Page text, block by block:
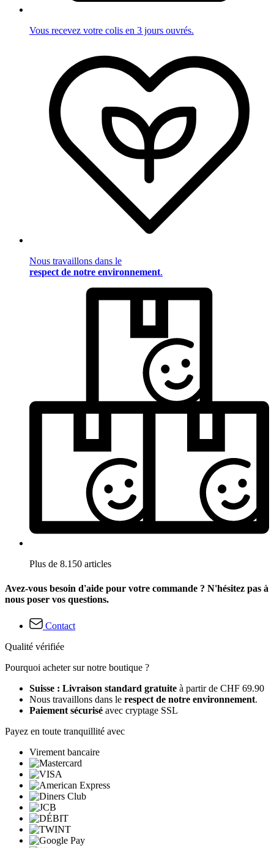
Vous recevez votre colis en 3 jours ouvrés.
Nous travaillons dans le
respect de notre environnement.
Plus de 8.150 articles
Avez-vous besoin d'aide pour votre commande ? N'hésitez pas à
nous poser vos questions.
Contact
Qualité vérifiée
Pourquoi acheter sur notre boutique ?
Suisse : Livraison standard gratuite à partir de CHF 69.90
Nous travaillons dans le respect de notre environnement.
Paiement sécurisé avec cryptage SSL
Payez en toute tranquillité avec
Virement bancaire